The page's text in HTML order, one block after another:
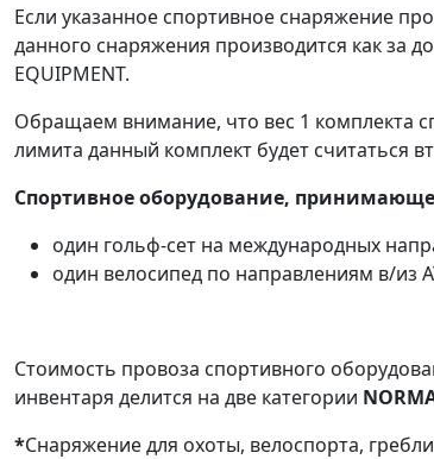
Если указанное спортивное снаряжение
данного снаряжения производится как за
EQUIPMENT.
Обращаем внимание, что вес 1 комплекта
лимита данный комплект будет считаться
Спортивное оборудование,
один гольф-сет на международных
один велосипед по направлениям в/из
Стоимость провоза спортивного
инвентаря делится на две категории
*Снаряжение для охоты, велоспорта,